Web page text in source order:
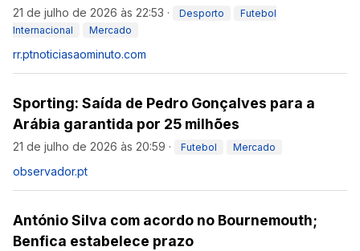
21 de julho de 2026 às 22:53 · Desporto
Futebol
Internacional
Mercado
rr.ptnoticiasaominuto.com
Sporting: Saída de Pedro Gonçalves para a
Arábia garantida por 25 milhões
21 de julho de 2026 às 20:59 · Futebol Mercado
observador.pt
António Silva com acordo no Bournemouth;
Benfica estabelece prazo